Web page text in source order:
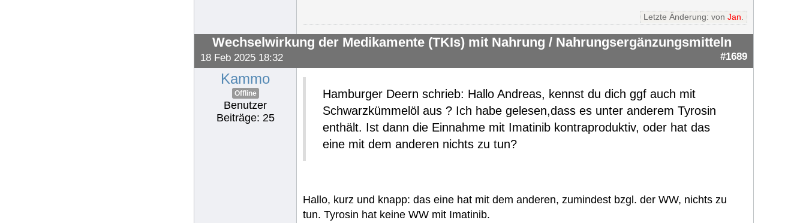
Letzte Änderung: von Jan.
Wechselwirkung der Medikamente (TKIs) mit Nahrung / Nahrungsergänzungsmitteln
18 Feb 2025 18:32 #1689
Kammo
Offline
Benutzer
Beiträge: 25
Hamburger Deern schrieb: Hallo Andreas, kennst du dich ggf auch mit
Schwarzkümmelöl aus ? Ich habe gelesen,dass es unter anderem Tyrosin
enthält. Ist dann die Einnahme mit Imatinib kontraproduktiv, oder hat das
eine mit dem anderen nichts zu tun?
Hallo, kurz und knapp: das eine hat mit dem anderen, zumindest bzgl. der WW, nichts zu
tun. Tyrosin hat keine WW mit Imatinib.